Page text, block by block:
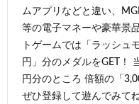
ムアプリなどと違い、
等の電子マネーや豪華景
トゲームでは「ラッシュ
円」分のメダルをGET！
円分のところ 倍額の「
ぜひ登録して遊んでみてね